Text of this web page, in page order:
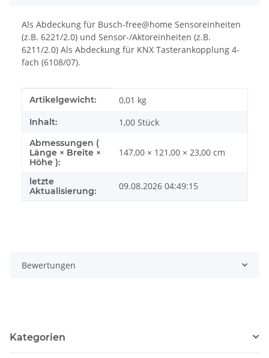
Als Abdeckung für Busch-free@home Sensoreinheiten
(z.B. 6221/2.0) und Sensor-/Aktoreinheiten (z.B.
6211/2.0) Als Abdeckung für KNX Tasterankopplung 4-
fach (6108/07).
Produkteigenschaft
Wert
Artikelgewicht: 0,01 kg
Inhalt: 1,00 Stück
Abmessungen (
Länge × Breite ×
Höhe ):
147,00 × 121,00 × 23,00 cm
letzte
Aktualisierung:
09.08.2026 04:49:15
Bewertungen
Kategorien